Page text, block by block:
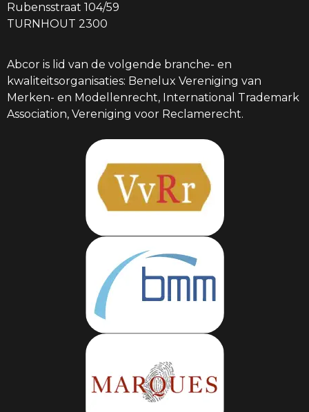
Rubensstraat 104/59
TURNHOUT 2300
Abcor is lid van de volgende branche- en
kwaliteitsorganisaties: Benelux Vereniging van
Merken- en Modellenrecht, International Trademark
Association, Vereniging voor Reclamerecht.